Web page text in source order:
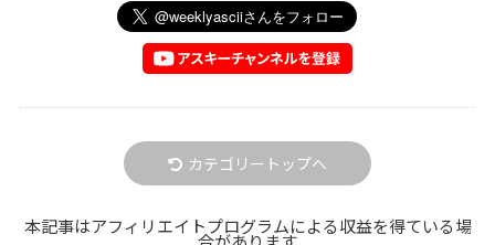
カテゴリートップへ
本記事はアフィリエイトプログラムによる収益を得ている場